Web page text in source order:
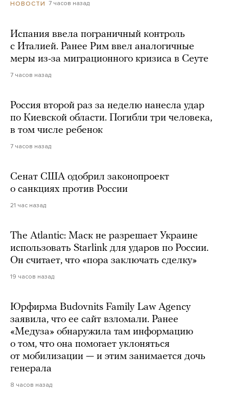
НОВОСТИ 7 часов назад
Испания ввела пограничный контроль
с Италией. Ранее Рим ввел аналогичные
меры из-за миграционного кризиса в Сеуте
7 часов назад
Россия второй раз за неделю нанесла удар
по Киевской области. Погибли три человека,
в том числе ребенок
7 часов назад
Сенат США одобрил законопроект
о санкциях против России
21 час назад
The Atlantic: Маск не разрешает Украине
использовать Starlink для ударов по России.
Он считает, что «пора заключать сделку»
19 часов назад
Юрфирма Budovnits Family Law Agency
заявила, что ее сайт взломали. Ранее
«Медуза» обнаружила там информацию
о том, что она помогает уклоняться
от мобилизации — и этим занимается дочь
генерала
8 часов назад